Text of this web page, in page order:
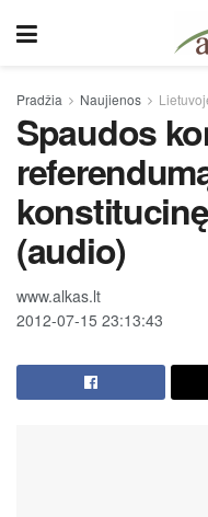
Pradžia Naujienos
Spaudos
(audio)
www.alkas.lt
2012-07-15 23:13:43